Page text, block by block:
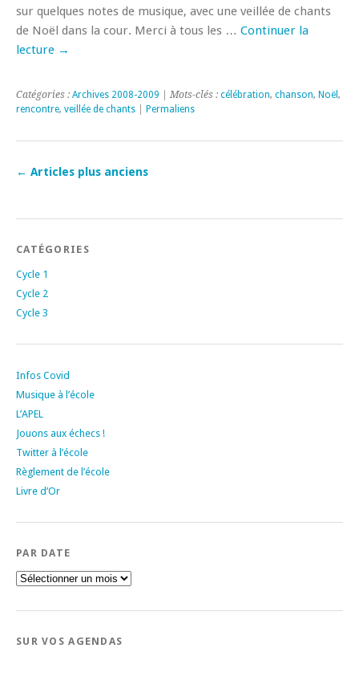
sur quelques notes de musique, avec une veillée de chants
de Noël dans la cour. Merci à tous les … Continuer la
lecture →
Catégories : Archives 2008-2009 | Mots-clés : célébration, chanson, Noël ,
rencontre, veillée de chants Permaliens
← Articles plus anciens
CATÉGORIES
Cycle 1
Cycle 2
Cycle 3
Infos Covid
Musique à l’école
L’APEL
Jouons aux échecs !
Twitter à l’école
Règlement de l’école
Livre d’Or
PAR DATE
Par
date
SUR VOS AGENDAS